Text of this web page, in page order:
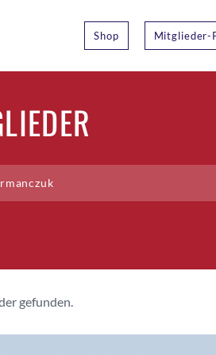
Shop Mitglieder-
gefunden.